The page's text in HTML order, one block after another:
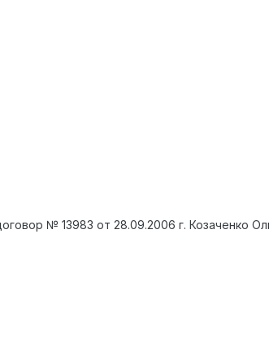
№ 13983 от 28.09.2006 г. Козаченко